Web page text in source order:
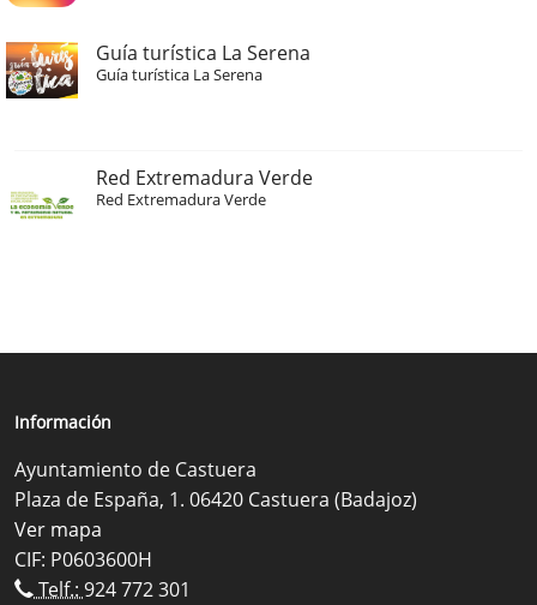
Guía turística La Serena
Guía turística La Serena
Red Extremadura Verde
Red Extremadura Verde
Información
Ayuntamiento de Castuera
Plaza de España, 1. 06420 Castuera (Badajoz)
Ver mapa
CIF: P0603600H
Telf.: 924 772 301